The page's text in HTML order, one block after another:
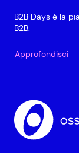
B2B Days è la
B2B.
Approfondisci